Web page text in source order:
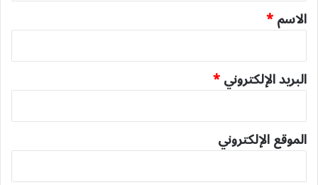
*
الاسم*
البريد الإلكتروني*
الموقع الإلكتروني